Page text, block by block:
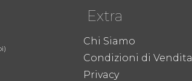
Extra
Chi Siamo
Condizioni di Vendita
Privacy